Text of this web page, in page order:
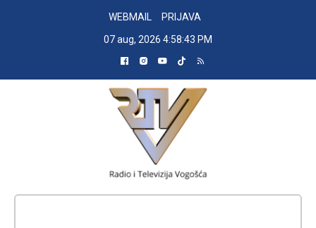
WEBMAIL
PRIJAVA
07 aug, 2026 4:58:44 PM